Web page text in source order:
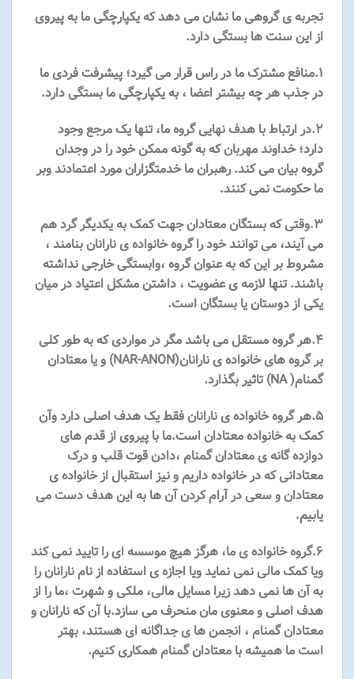
تجربه ی گروهی ما نشان می دهد که یکپارچگی ما به پیروی
از این سنت ها بستگی دارد.
۱.منافع مشترک ما در راس قرار می گیرد؛ پیشرفت فردی ما
در جذب هر چه بیشتر اعضا ، به یکپارچگی ما بستگی دارد.
۲.در ارتباط با هدف نهایی گروه ما، تنها یک مرجع وجود
دارد؛ خداوند مهربان که به گونه ممکن خود را در وجدان
گروه بیان می کند. رهبران ما خدمتگزاران مورد اعتمادند وبر
ما حکومت نمی کنند.
۳.وقتی که بستگان معتادان جهت کمک به یکدیگر گرد هم
می آیند، می توانند خود را گروه خانواده ی نارانان بنامند ،
مشروط بر این که به عنوان گروه ،وابستگی خارجی نداشته
باشند. تنها لازمه ی عضویت ، داشتن مشکل اعتیاد در میان
یکی از دوستان یا بستگان است.
۴.هر گروه مستقل می باشد مگر در مواردی که به طور کلی
بر گروه های خانواده ی نارانان(NAR-ANON) و یا معتادان
گمنام( NA) تاثیر بگذارد.
۵.هر گروه خانواده ی نارانان فقط یک هدف اصلی دارد وآن
کمک به خانواده معتادان است.ما با پیروی از قدم های
دوازده گانه ی معتادان گمنام ،دادن قوت قلب و درک
معتادانی که در خانواده داریم و نیز استقبال از خانواده ی
معتادان و سعی در آرام کردن آن ها به این هدف دست می
یابیم.
۶.گروه خانواده ی ما، هرگز هیچ موسسه ای را تایید نمی کند
ویا کمک مالی نمی نماید ویا اجازه ی استفاده از نام نارانان را
به آن ها نمی دهد زیرا مسایل مالی، ملکی و شهرت ،ما را از
هدف اصلی و معنوی مان منحرف می سازد.با آن که نارانان و
معتادان گمنام ، انجمن ها ی جداگانه ای هستند، بهتر
است ما همیشه با معتادان گمنام همکاری کنیم.